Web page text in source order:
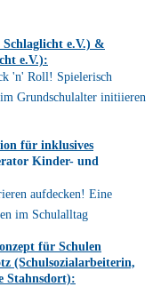
e.V.) &
e.V.):
'n' Roll! Spielerisch
Grundschulalter initiieren
für inklusives
Kinder- und
aufdecken! Eine
im Schulalltag
für Schulen
(Schulsozialarbeiterin,
Stahnsdort):